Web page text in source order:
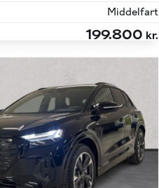
Middelfart
199.800 kr.